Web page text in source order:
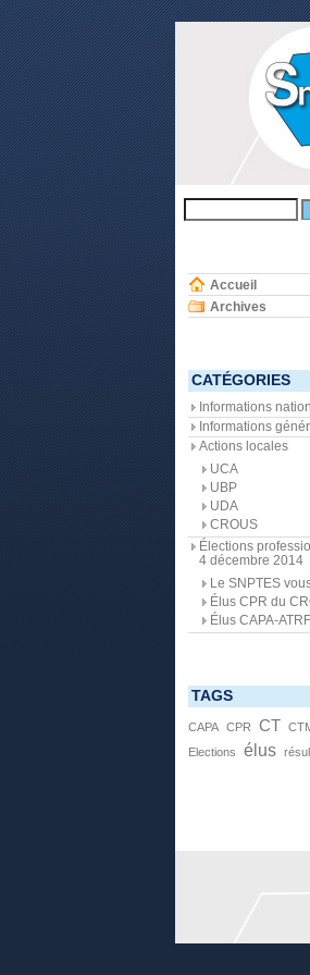
Accueil
Archives
CATÉGORIES
Informations
Informations
Actions locales
UCA
UBP
UDA
CROUS
Élections
4 décembre 2014
Le SNPTES
Élus CPR du
Élus CAPA-ATRF
TAGS
CAPA CPR CT
Elections
élus